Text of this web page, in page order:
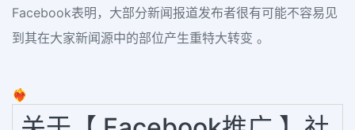
Facebook表明，大部分新闻报道发布者很有可能不容易见
到其在大家新闻源中的部位产生重特大转变 。
❤️‍🔥